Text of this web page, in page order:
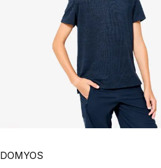
DOMYOS